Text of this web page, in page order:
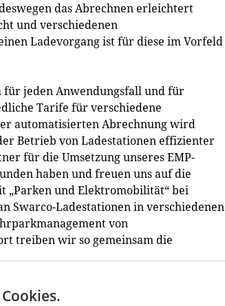
das Abrechnen erleichtert
und verschiedenen
Ladevorgang ist für diese im Vorfeld
jeden Anwendungsfall und für
Tarife für verschiedene
automatisierten Abrechnung wird
Betrieb von Ladestationen effizienter
für die Umsetzung unseres EMP-
haben und freuen uns auf die
„Parken und Elektromobilität“ bei
Swarco-Ladestationen in verschiedenen
von
treiben wir so gemeinsam die